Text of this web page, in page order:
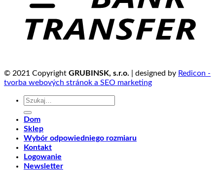
© 2021 Copyright GRUBINSK, s.r.o. | designed by Redicon -
tvorba webových stránok a SEO marketing
Szukaj:
Dom
Sklep
Wybór odpowiedniego rozmiaru
Kontakt
Logowanie
Newsletter